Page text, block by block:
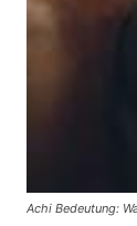
Achi Bedeutung: